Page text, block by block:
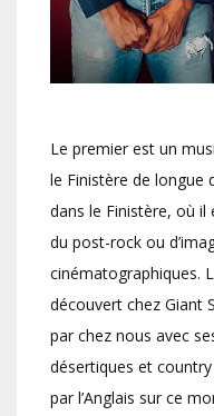
Le premier est un
le Finistère de longue
dans le Finistère, où
du post-rock ou
cinématographiques.
découvert chez Giant
par chez nous avec
désertiques et country
par l’Anglais sur ce